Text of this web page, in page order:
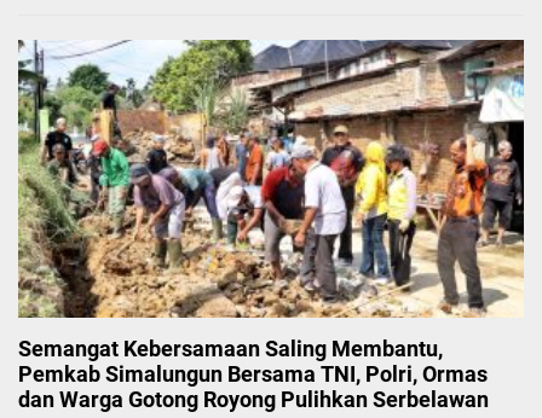
Semangat Kebersamaan Saling Membantu,
Pemkab Simalungun Bersama TNI, Polri, Ormas
dan Warga Gotong Royong Pulihkan Serbelawan